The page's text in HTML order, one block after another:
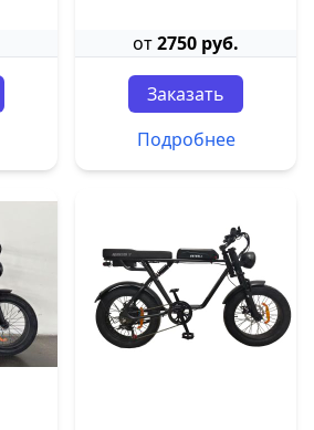
от2750 руб.
Заказать
Подробнее